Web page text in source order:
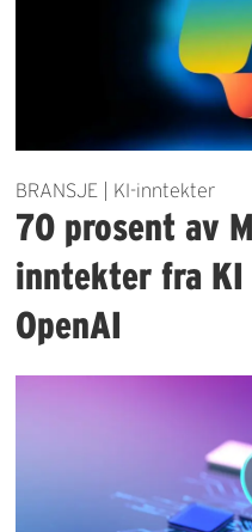
BRANSJE | KI-inntekter
70 prosent av
inntekter fra KI
OpenAI